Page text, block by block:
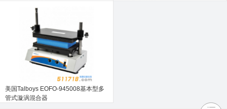
美国Talboys EOFO-945008基本型多
管式漩涡混合器